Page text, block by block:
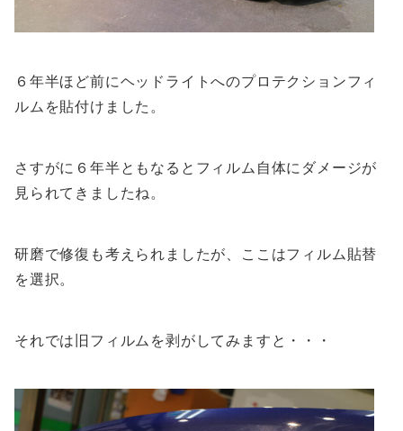
６年半ほど前にヘッドライトへのプロテクションフィ
ルムを貼付けました。
さすがに６年半ともなるとフィルム自体にダメージが
見られてきましたね。
研磨で修復も考えられましたが、ここはフィルム貼替
を選択。
それでは旧フィルムを剥がしてみますと・・・